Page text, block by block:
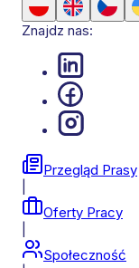
Znajdz nas:
Przegląd Prasy
Oferty Pracy
Społeczność